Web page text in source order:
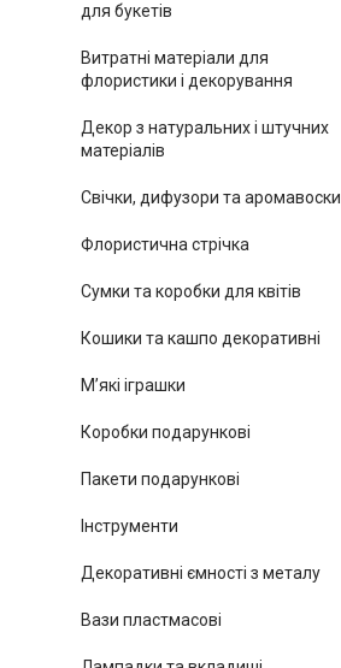
для букетів
Витратні матеріали для
флористики і декорування
Декор з натуральних і штучних
матеріалів
Свічки, дифузори та аромавоски
Флористична стрічка
Сумки та коробки для квітів
Кошики та кашпо декоративні
М’які іграшки
Коробки подарункові
Пакети подарункові
Інструменти
Декоративні ємності з металу
Вази пластмасові